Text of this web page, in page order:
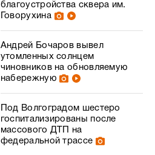
благоустройства сквера им.
Говорухина
Андрей Бочаров вывел
утомленных солнцем
чиновников на обновляемую
набережную
Под Волгоградом шестеро
госпитализированы после
массового ДТП на
федеральной трассе